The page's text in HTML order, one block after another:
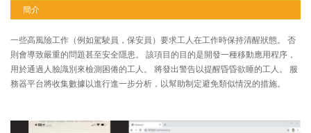
簡介
一些高風險工作（例如駕駛員，保安員）要求工人在工作時保持清醒狀態。 否
則會導致嚴重的問題甚至安全隱患。 該項目的目的是開發一種移動應用程序，
用於通過人臉識別來檢測困倦的工人。 將發出警告以提醒昏昏欲睡的工人。 服
務器平台將收集數據以進行進一步分析，以幫助制定避免類似情況的措施。